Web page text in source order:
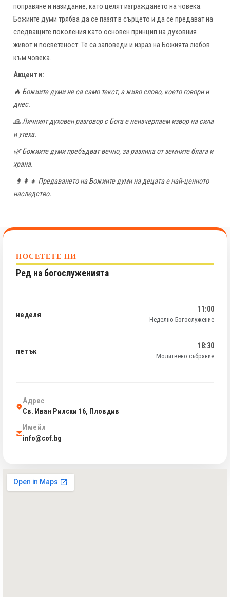
поправяне и назидание, като целят изграждането на човека.
Божиите думи трябва да се пазят в сърцето и да се предават на
следващите поколения като основен принцип на духовния
живот и посветеност. Те са заповеди и израз на Божията любов
към човека.
Акценти:
🔥 Божиите думи не са само текст, а живо слово, което говори и
днес.
🙏 Личният духовен разговор с Бога е неизчерпаем извор на сила
и утеха.
🌿 Божиите думи пребъдват вечно, за разлика от земните блага и
храна.
👨‍👩‍👧 Предаването на Божиите думи на децата е най-ценното
наследство.
ПОСЕТЕТЕ НИ
Ред на богослуженията
неделя
11:00
Неделно Богослужение
петък
18:30
Молитвено събрание
Адрес
Св. Иван Рилски 16, Пловдив
Имейл
info@cof.bg